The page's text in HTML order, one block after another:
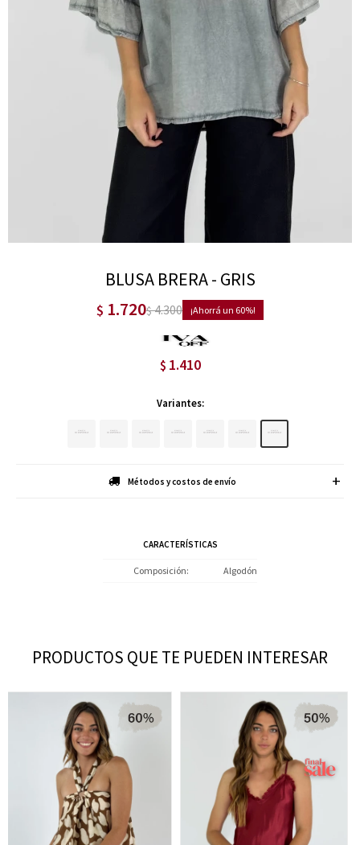
BLUSA BRERA - GRIS
$ 1.720$4.300 60
$ 1.410
Variantes:
Métodos y costos de envío
CARACTERÍSTICAS
Composición Algodón
PRODUCTOS QUE TE PUEDEN INTERESAR